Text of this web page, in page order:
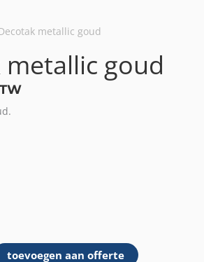
metallic goud
metallic goud
toevoegen aan offerte